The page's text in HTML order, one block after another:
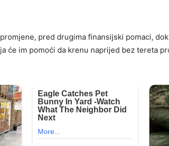
pred drugima finansijski pomaci,
će im pomoći da krenu naprijed bez tereta